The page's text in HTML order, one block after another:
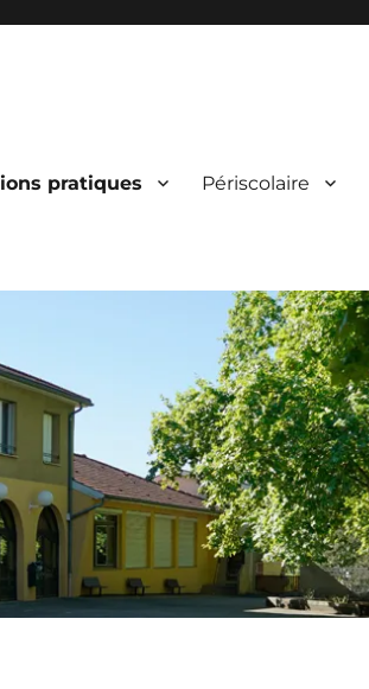
pratiques Périscolaire